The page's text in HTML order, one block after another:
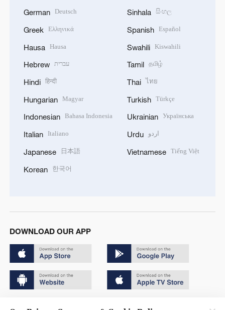
German Deutsch
Greek Ελληνικά
Hausa Hausa
Hebrew עברית
Hindi हिन्दी
Hungarian Magyar
Indonesian Bahasa Indonesia
Italian Italiano
Japanese 日本語
Korean 한국어
Sinhala සිංහල
Spanish Español
Swahili Kiswahili
Tamil தமிழ்
Thai ไทย
Turkish Türkçe
Ukrainian Українська
Urdu اردو
Vietnamese Tiếng Việt
DOWNLOAD OUR APP